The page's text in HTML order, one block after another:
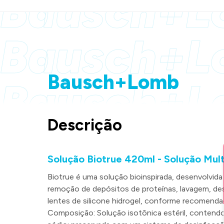
Bausch+Lomb
Descrição
Solução Biotrue 420ml - Solução
Biotrue é uma solução bioinspirada,
remoção de depósitos de proteínas, lavagem,
lentes de silicone hidrogel, conforme
Composição: Solução isotônica estéril,